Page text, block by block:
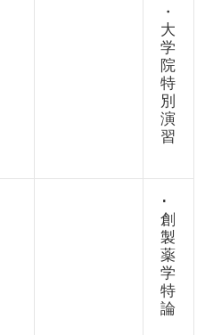
・
大
学
院
特
別
演
習
･
創
製
薬
学
特
論